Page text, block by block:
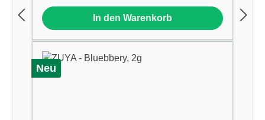
In den Warenkorb
Neu